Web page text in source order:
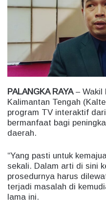
a
l
PALANGKA RAYA– Wakil
Kalimantan Tengah
program TV interaktif
bermanfaat bagi
daerah.
“Yang pasti untuk
sekali. Dalam arti di sini
prosedurnya harus
terjadi masalah di
lama ini.